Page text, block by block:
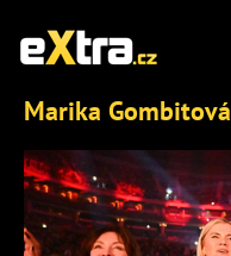
Marika Gombitová